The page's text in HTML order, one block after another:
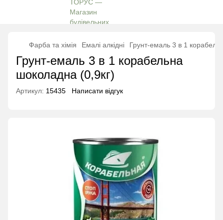
Фарба та хімія Емалі алкідні Грунт-емаль 3 в 1
Грунт-емаль 3 в 1 корабельна
шоколадна (0,9кг)
Артикул: 15435 Написати відгук